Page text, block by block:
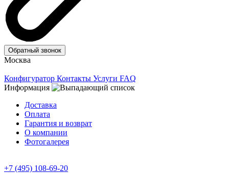
Обратный звонок
Москва
Конфигуратор Контакты Услуги FAQ
Информация
Доставка
Оплата
Гарантия и возврат
О компании
Фотогалерея
+7 (495) 108-69-20